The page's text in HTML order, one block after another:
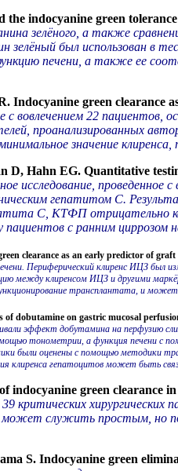
indocyanine green
зелёного, а также
был использован в
печени, а также ее
green clearance
с вовлечением 22
проанализированных
значение
Hahn EG. Quantitative
исследование,
гепатитом С.
С, КТФП
пациентов с ранним
clearance as an early predictor of
Периферический клиренс ИЦЗ был
между клиренсом ИЦЗ и другими
трансплантата, и
dobutamine on gastric mucosal
эффект добутамина на перфузию
тонометрии, а функция печени с
были оценены с помощью методики
клиренса гепатоцитов может быть
indocyanine green clearance
критических
служить простым, но
S. Indocyanine green